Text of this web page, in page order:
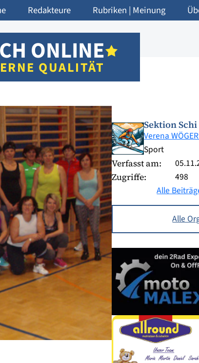
Redakteure Rubriken | Meinung
ONLINE
QUALITÄT
Sektion Schi
Verena
Sport
Verfasst am:
Zugriffe:
498
Alle
Alle